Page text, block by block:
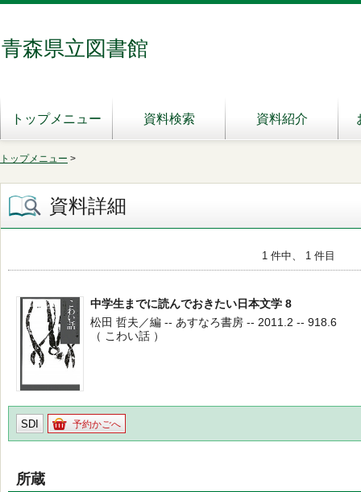
青森県立図書館
トップメニュー 資料検索 資料紹介
トップメニュー >
資料詳細
1 件中、 1 件目
中学生までに読んでおきたい日本文学 8
松田 哲夫／編 -- あすなろ書房 -- 2011.2 -- 918.6
（ こわい話 ）
SDI 予約かごへ
所蔵